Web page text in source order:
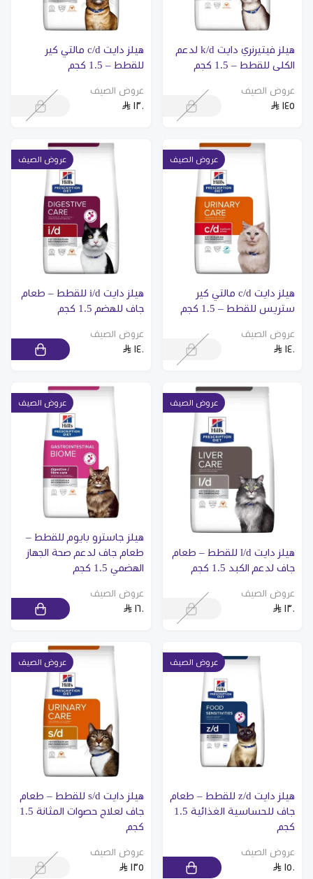
هيلز فيتيرنري دايت k/d لدعم
الكلى للقطط – 1.5 كجم
عروض الصيف
١٤٥
هيلز دايت c/d مالتي كير
للقطط – 1.5 كجم
عروض الصيف
١٣٠
عروض الصيف
هيلز دايت c/d مالتي كير
ستريس للقطط – 1.5 كجم
عروض الصيف
١٤٠
عروض الصيف
هيلز دايت i/d للقطط – طعام
جاف للهضم 1.5 كجم
عروض الصيف
١٤٠
عروض الصيف
هيلز دايت l/d للقطط – طعام
جاف لدعم الكبد 1.5 كجم
عروض الصيف
١٣٠
عروض الصيف
هيلز جاسترو بايوم للقطط –
طعام جاف لدعم صحة الجهاز
الهضمي 1.5 كجم
عروض الصيف
١٦٠
عروض الصيف
هيلز دايت z/d للقطط – طعام
جاف للحساسية الغذائية 1.5
كجم
عروض الصيف
١٥٠
عروض الصيف
هيلز دايت s/d للقطط – طعام
جاف لعلاج حصوات المثانة 1.5
كجم
عروض الصيف
١٣٥